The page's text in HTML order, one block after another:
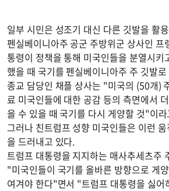
일부 시민은 성조기 대신 다른 깃발을 활
펜실베이니아주 공군 주방위군 상사인 프
통령이 정책을 통해 미국인들을 분열시
했을 때 국기를 펜실베이니아주 주 깃발
종교 담당인 채플 상사는 "미국의 (50개)
료 미국인들에 대한 공감 등의 측면에서
을 수 있을 때 국기를 다시 게양할 것"이
그러나 친트럼프 성향 미국인들은 이런
을 드러내고 있다.
트럼프 대통령을 지지하는 매사추세츠주
"미국인들이 국기를 올바른 방향으로 게
여겨야 한다"면서 "트럼프 대통령을 싫어